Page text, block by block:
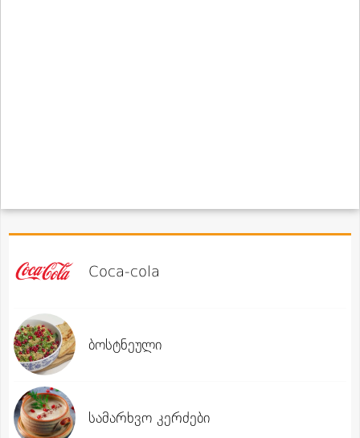
Coca-cola
ბოსტნეული
სამარხვო კერძები